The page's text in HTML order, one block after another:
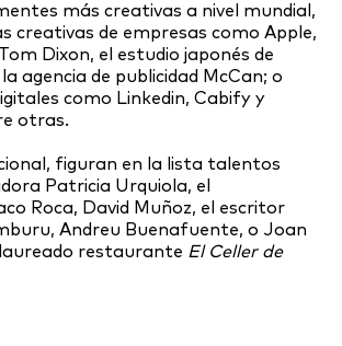
más creativas a nivel mundial,
creativas de empresas como Apple,
Dixon, el estudio japonés de
agencia de publicidad McCan; o
como Linkedin, Cabify y
otras.
figuran en la lista talentos
Patricia Urquiola, el
Roca, David Muñoz, el escritor
Andreu Buenafuente, o Joan
laureado restaurante El Celler de